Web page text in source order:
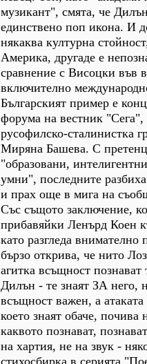
музикант", смята, че
единствено поп икона. И
някаква културна
Америка, другаде е
сравнение с Висоцки във
включително
Българският пример е
форума на вестник
русофилско-сталинистка
Миряна Башева. С
"образовани,
умни", последните
и прах още в мига на
Със същото заключение,
прибавяйки Ленърд Коен
като разгледа внимателно
бързо открива, че нито
агитка всъщност познават
Дилън - те знаят ЗА него,
всъщност важен, а
което знаят обаче, почива
каквото познават,
на хартия, не на звук -
стихосбирка в серията